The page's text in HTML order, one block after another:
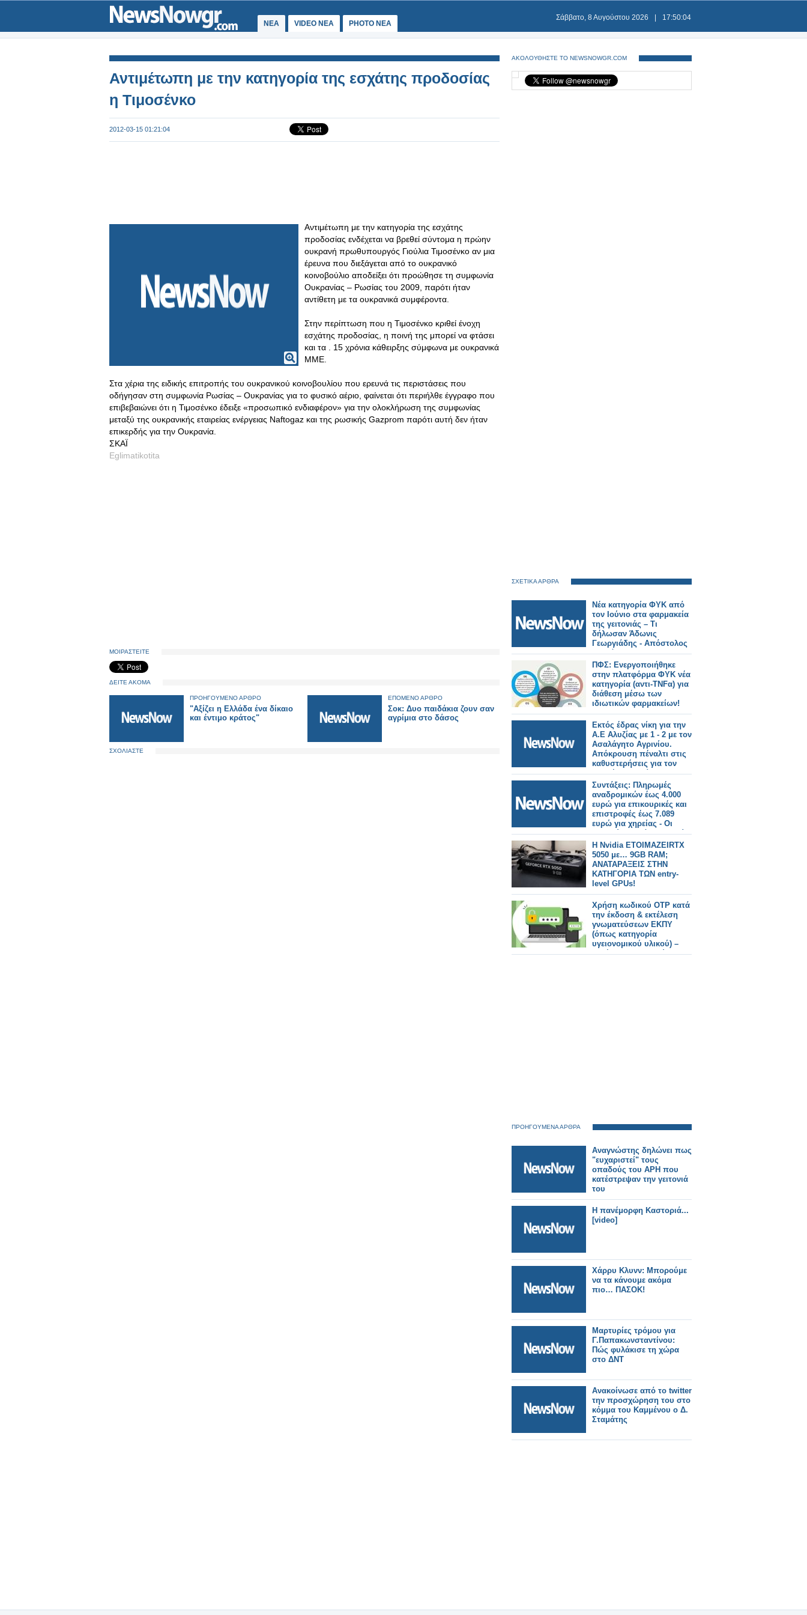
ΝΕΑ VIDEO NEA PHOTO NEA
Σάββατο, 8 Αυγούστου 2026 17:50:04
Αντιμέτωπη με την κατηγορία της εσχάτης προδοσίας
η Τιμοσένκο
2012-03-15 01:21:04
Αντιμέτωπη με την κατηγορία της εσχάτης
προδοσίας ενδέχεται να βρεθεί σύντομα η πρώην
ουκρανή πρωθυπουργός Γιούλια Τιμοσένκο αν μια
έρευνα που διεξάγεται από το ουκρανικό
κοινοβούλιο αποδείξει ότι προώθησε τη συμφωνία
Ουκρανίας – Ρωσίας του 2009, παρότι ήταν
αντίθετη με τα ουκρανικά συμφέροντα.
Στην περίπτωση που η Τιμοσένκο κριθεί ένοχη
εσχάτης προδοσίας, η ποινή της μπορεί να φτάσει
και τα . 15 χρόνια κάθειρξης σύμφωνα με ουκρανικά
ΜΜΕ.
Στα χέρια της ειδικής επιτροπής του ουκρανικού κοινοβουλίου που ερευνά τις περιστάσεις που
οδήγησαν στη συμφωνία Ρωσίας – Ουκρανίας για το φυσικό αέριο, φαίνεται ότι περιήλθε έγγραφο που
επιβεβαιώνει ότι η Τιμοσένκο έδειξε «προσωπικό ενδιαφέρον» για την ολοκλήρωση της συμφωνίας
μεταξύ της ουκρανικής εταιρείας ενέργειας Naftogaz και της ρωσικής Gazprom παρότι αυτή δεν ήταν
επικερδής για την Ουκρανία.
ΣΚΑΪ
Eglimatikotita
ΜΟΙΡΑΣΤΕΙΤΕ
ΔΕΙΤΕ ΑΚΟΜΑ
ΠΡΟΗΓΟΥΜΕΝΟ ΑΡΘΡΟ
"Αξίζει η Ελλάδα ένα δίκαιο
και έντιμο κράτος"
ΕΠΟΜΕΝΟ ΑΡΘΡΟ
Σοκ: Δυο παιδάκια ζουν σαν
αγρίμια στο δάσος
ΣΧΟΛΙΑΣΤΕ
ΑΚΟΛΟΥΘΗΣΤΕ ΤΟ NEWSNOWGR.COM
ΣΧΕΤΙΚΑ ΑΡΘΡΑ
Νέα κατηγορία ΦΥΚ από
τον Ιούνιο στα φαρμακεία
της γειτονιάς – Τι
δήλωσαν Άδωνις
Γεωργιάδης - Απόστολος
Βαλτάς
ΠΦΣ: Ενεργοποιήθηκε
στην πλατφόρμα ΦΥΚ νέα
κατηγορία (αντι-TNFα) για
διάθεση μέσω των
ιδιωτικών φαρμακείων!
Εκτός έδρας νίκη για την
Α.Ε Αλυζίας με 1 - 2 με τον
Ασαλάγητο Αγρινίου.
Απόκρουση πέναλτι στις
καθυστερήσεις για τον
Ανδρέα Γιαννείο, που
έδωσε την άνοδο στη Β'
κατηγορία από σήμερα
(video και φωτογραφίες).
Συντάξεις: Πληρωμές
αναδρομικών έως 4.000
ευρώ για επικουρικές και
επιστροφές έως 7.089
ευρώ για χηρείας - Οι
δικαιούχοι ανά κατηγορία.
Η Nvidia ΕΤΟΙΜΑΖΕΙRTX
5050 με… 9GB RAM;
ΑΝΑΤΑΡΑΞΕΙΣ ΣΤΗΝ
ΚΑΤΗΓΟΡΙΑ ΤΩΝ entry-
level GPUs!
Χρήση κωδικού OTP κατά
την έκδοση & εκτέλεση
γνωματεύσεων ΕΚΠΥ
(όπως κατηγορία
υγειονομικού υλικού) –
Εκτέλεση γνωματεύσεων
ΠΡΟΗΓΟΥΜΕΝΑ ΑΡΘΡΑ
Αναγνώστης δηλώνει πως
"ευχαριστεί" τους
οπαδούς του ΑΡΗ που
κατέστρεψαν την γειτονιά
του
Η πανέμορφη Καστοριά...
[video]
Χάρρυ Κλυνν: Μπορούμε
να τα κάνουμε ακόμα
πιο… ΠΑΣΟΚ!
Μαρτυρίες τρόμου για
Γ.Παπακωνσταντίνου:
Πώς φυλάκισε τη χώρα
στο ΔΝΤ
Aνακοίνωσε από το twitter
την προσχώρηση του στο
κόμμα του Καμμένου ο Δ.
Σταμάτης